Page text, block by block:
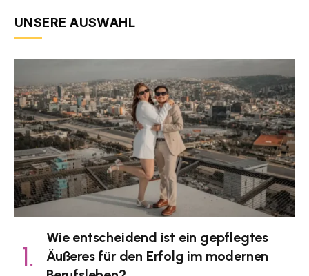
UNSERE AUSWAHL
Wie entscheidend ist ein gepflegtes
Äußeres für den Erfolg im modernen